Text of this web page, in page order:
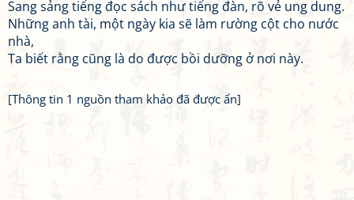
Sang sảng tiếng đọc sách như tiếng đàn, rõ vẻ ung dung.
Những anh tài, một ngày kia sẽ làm rường cột cho nước
nhà,
Ta biết rằng cũng là do được bồi dưỡng ở nơi này.
[Thông tin 1 nguồn tham khảo đã được ẩn]